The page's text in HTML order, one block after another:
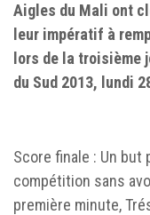
Aigles du Mali ont
leur impératif à
lors de la troisième
du Sud 2013, lundi
Score finale : Un
compétition sans
première minute,